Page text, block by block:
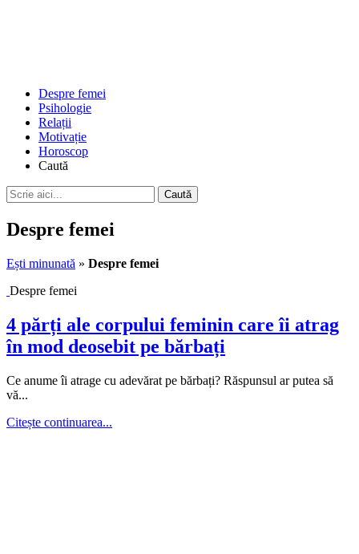
Despre femei
Psihologie
Relații
Motivație
Horoscop
Caută
Despre femei
Ești minunată » Despre femei
Despre femei
4 părți ale corpului feminin care îi atrag
în mod deosebit pe bărbați
Ce anume îi atrage cu adevărat pe bărbați? Răspunsul ar putea să
vă...
Citește continuarea...